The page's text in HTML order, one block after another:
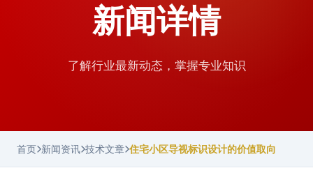
新闻详情
了解行业最新动态，掌握专业知识
首页 新闻资讯 技术文章 住宅小区导视标识设计的价值取向